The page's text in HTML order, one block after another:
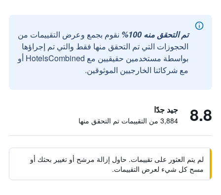
تم التحقق منه 100%
نقوم بجمع وعرض التقييمات من
الحجوزات التي تم التحقق منها فقط والتي تم إجراؤها
بواسطة مستخدمين حقيقيين مع HotelsCombined أو
مع شركائنا الخارجيين الموثوقين.
8.8 جيد جدًا
3,884 من التقييمات تم التحقق منها
لم يتم العثور على تقييمات. حاول إزالة مرشح أو تغيير بحثك أو
مسح كل شيء لعرض التقييمات.